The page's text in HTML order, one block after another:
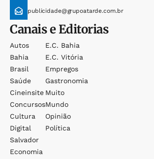
publicidade@grupoatarde.com.br
Canais e Editorias
Autos
Bahia
Brasil
Saúde
Cineinsite
Concursos
Cultura
Digital
Salvador
Economia
E.c. Bahia
E.c. Vitória
Empregos
Gastronomia
Muito
Mundo
Opinião
Política